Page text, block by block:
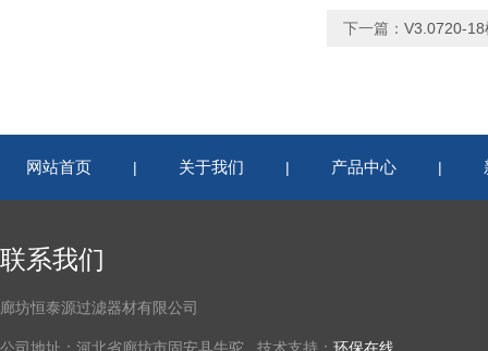
下一篇： V3.0720-
网站首页 | 关于我们 | 产品中心 |
联系我们
廊坊恒泰源过滤器材有限公司